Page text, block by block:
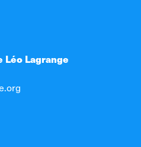
Lagrange